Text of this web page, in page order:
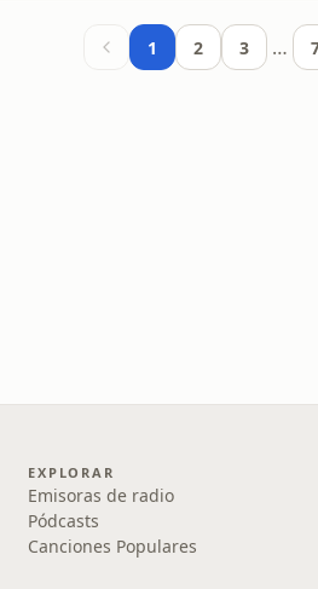
1 2 3 …
EXPLORAR
Emisoras de radio
Pódcasts
Canciones Populares